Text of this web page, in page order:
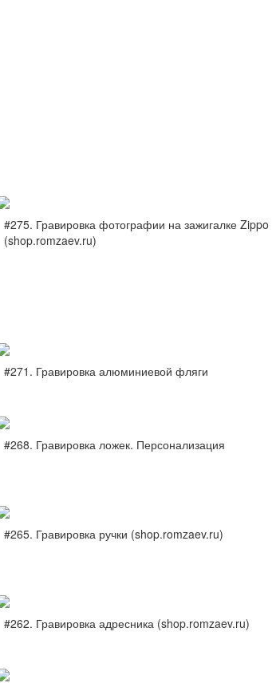
#275. Гравировка фотографии на зажигалке Zippo
(shop.romzaev.ru)
#271. Гравировка алюминиевой фляги
#268. Гравировка ложек. Персонализация
#265. Гравировка ручки (shop.romzaev.ru)
#262. Гравировка адресника (shop.romzaev.ru)